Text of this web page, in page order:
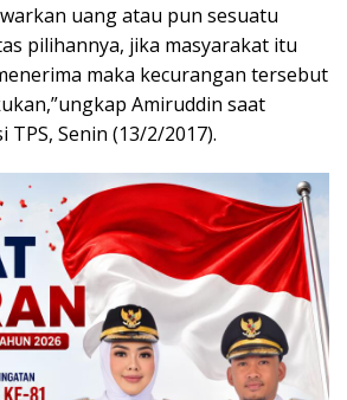
uang atau pun sesuatu
pilihannya, jika masyarakat itu
maka kecurangan tersebut
Amiruddin saat
TPS, Senin (13/2/2017).